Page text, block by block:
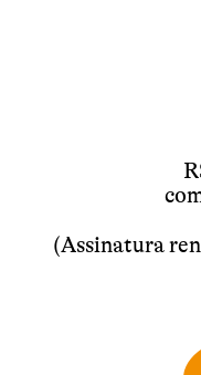
(Assinatura